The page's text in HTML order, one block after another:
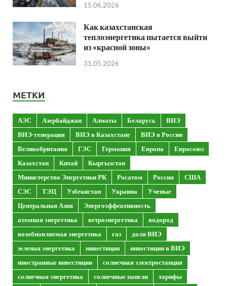
15.06.2026
Как казахстанская
теплоэнергетика пытается выйти
из «красной зоны»
31.05.2026
МЕТКИ
АЭС Азербайджан Алматы Беларусь
ВИЭ
ВИЭ-генерация
ВИЭ в Казахстане
ВИЭ в России
Великобритания
ГЭС Германия Европа
Евросоюз
Казахстан
Китай
Кыргызстан
Министерство Энергетики РК
Росатом Россия
США
СЭС
ТЭЦ Узбекистан Украина
Ученые
Центральная Азия
Энергоэффективность
атомная энергетика
ветроэнергетика
водород
возобновляемая энергетика
газ
доля ВИЭ
зеленая энергетика
инвестиции
инвестиции в ВИЭ
иностранные инвестиции
солнечная электростанция
солнечная энергетика
солнечные панели
тарифы